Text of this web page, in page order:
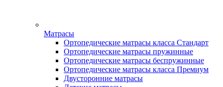
Матрасы
Ортопедические матрасы класса Стандарт
Ортопедические матрасы пружинные
Ортопедические матрасы беспружинные
Ортопедические матрасы класса Премиум
Двусторонние матрасы